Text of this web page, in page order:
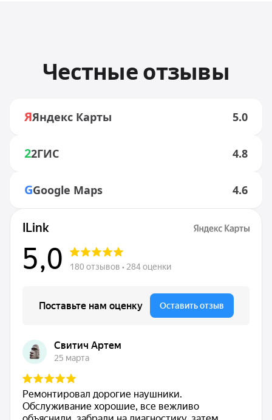
Честные отзывы
ЯЯндекс Карты 5.0
22ГИС 4.8
GGoogle Maps 4.6